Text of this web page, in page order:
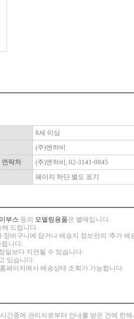
8세 이상
(주)엔하비
락처
(주)엔하비, 02-3141-9845
페이지 하단 별도 표기
부스 등의 모델링용품은 별매입니다.
드립니다.
바구니에 담거나 배송지 정보란의 '추가 배
니다.
일보다 지연될 수 있습니다.
있습니다.
홈페이지에서 배송상태 조회가 가능합니다.
간중에 관리자로부터 안내를 받은 건에 한